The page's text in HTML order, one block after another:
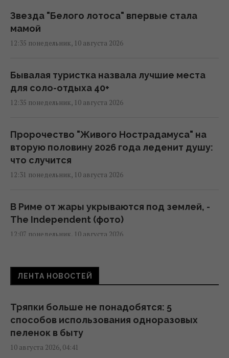
Звезда "Белого лотоса" впервые стала
мамой
12:35 понедельник, 10 августа 2026
Бывалая туристка назвала лучшие места
для соло-отдыха 40+
12:35 понедельник, 10 августа 2026
Пророчество "Живого Нострадамуса" на
вторую половину 2026 года леденит душу:
что случится
12:31 понедельник, 10 августа 2026
В Риме от жары укрываются под землей, -
The Independent (фото)
12:07 понедельник, 10 августа 2026
Во время зарядки электромобиля дома
теряется до четверти электроэнергии
5 самых неприхотливых комнатных
растений: красивые и не требуют ухода
12:00 понедельник, 10 августа 2026
ЛЕНТА НОВОСТЕЙ
Тряпки больше не понадобятся: 5
способов использования одноразовых
пеленок в быту
10 августа 2026, 04:41